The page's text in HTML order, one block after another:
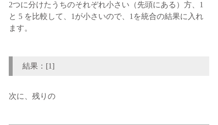
2つに分けたうちのそれぞれ小さい（先頭にある）方、1
と 5 を比較して、1が小さいので、1を統合の結果に入れ
ます。
結果：[1]
次に、残りの